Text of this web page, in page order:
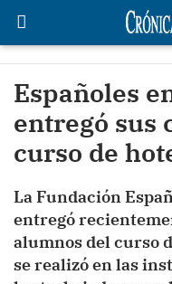
Españoles
entregó sus
curso de
La Fundación
entregó
alumnos del curso
se realizó en las